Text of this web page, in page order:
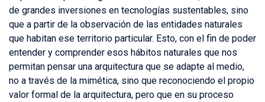
de grandes inversiones en tecnologías sustentables, sino
que a partir de la observación de las entidades naturales
que habitan ese territorio particular. Esto, con el fin de poder
entender y comprender esos hábitos naturales que nos
permitan pensar una arquitectura que se adapte al medio,
no a través de la mimética, sino que reconociendo el propio
valor formal de la arquitectura, pero que en su proceso